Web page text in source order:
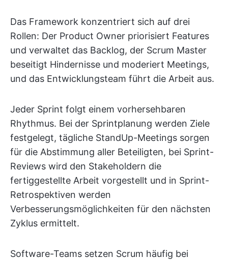
Das Framework konzentriert sich auf drei
Rollen: Der Product Owner priorisiert Features
und verwaltet das Backlog, der Scrum Master
beseitigt Hindernisse und moderiert Meetings,
und das Entwicklungsteam führt die Arbeit aus.
Jeder Sprint folgt einem vorhersehbaren
Rhythmus. Bei der Sprintplanung werden Ziele
festgelegt, tägliche StandUp-Meetings sorgen
für die Abstimmung aller Beteiligten, bei Sprint-
Reviews wird den Stakeholdern die
fertiggestellte Arbeit vorgestellt und in Sprint-
Retrospektiven werden
Verbesserungsmöglichkeiten für den nächsten
Zyklus ermittelt.
Software-Teams setzen Scrum häufig bei